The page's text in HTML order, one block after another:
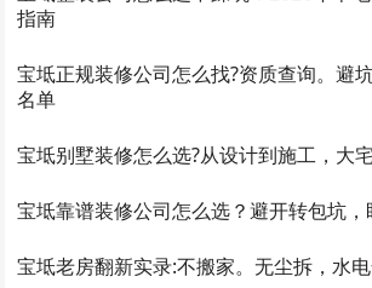
指南
宝坻正规装修公司怎么找?资质查询。避
名单
宝坻别墅装修怎么选?从设计到施工，大
宝坻靠谱装修公司怎么选？避开转包坑，
宝坻老房翻新实录:不搬家。无尘拆，水